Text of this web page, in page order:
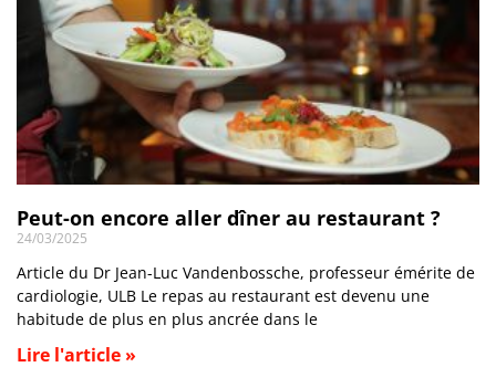
Peut-on encore aller dîner au restaurant ?
24/03/2025
Article du Dr Jean-Luc Vandenbossche, professeur émérite de
cardiologie, ULB Le repas au restaurant est devenu une
habitude de plus en plus ancrée dans le
Lire l'article »